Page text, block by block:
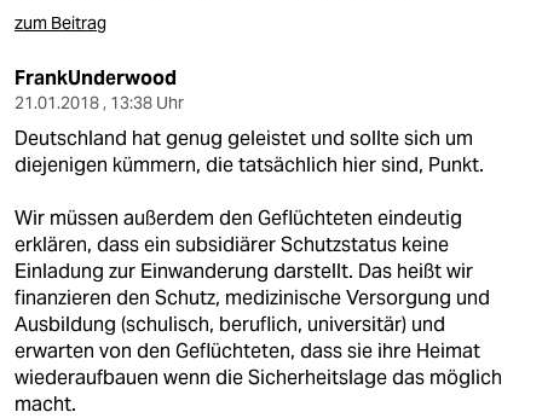
zum Beitrag
FrankUnderwood
21.01.2018 , 13:38 Uhr
Deutschland hat genug geleistet und sollte sich um
diejenigen kümmern, die tatsächlich hier sind, Punkt.
Wir müssen außerdem den Geflüchteten eindeutig
erklären, dass ein subsidiärer Schutzstatus keine
Einladung zur Einwanderung darstellt. Das heißt wir
finanzieren den Schutz, medizinische Versorgung und
Ausbildung (schulisch, beruflich, universitär) und
erwarten von den Geflüchteten, dass sie ihre Heimat
wiederaufbauen wenn die Sicherheitslage das möglich
macht.